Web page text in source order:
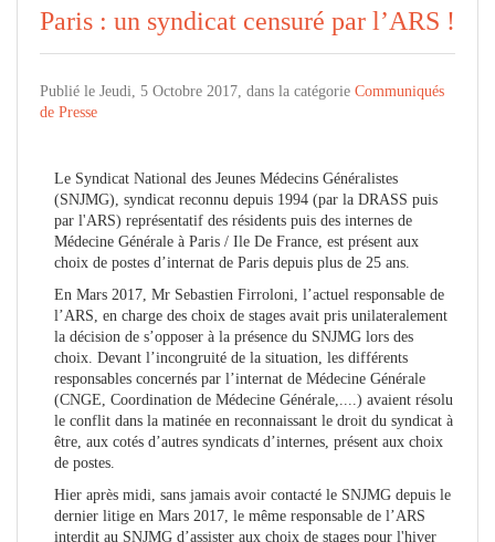
Paris : un syndicat censuré par l’ARS !
Publié le Jeudi, 5 Octobre 2017, dans la catégorie Communiqués
de Presse
Le Syndicat National des Jeunes Médecins Généralistes
(SNJMG), syndicat reconnu depuis 1994 (par la DRASS puis
par l'ARS) représentatif des résidents puis des internes de
Médecine Générale à Paris / Ile De France, est présent aux
choix de postes d’internat de Paris depuis plus de 25 ans.
En Mars 2017, Mr Sebastien Firroloni, l’actuel responsable de
l’ARS, en charge des choix de stages avait pris unilateralement
la décision de s’opposer à la présence du SNJMG lors des
choix. Devant l’incongruité de la situation, les différents
responsables concernés par l’internat de Médecine Générale
(CNGE, Coordination de Médecine Générale,....) avaient résolu
le conflit dans la matinée en reconnaissant le droit du syndicat à
être, aux cotés d’autres syndicats d’internes, présent aux choix
de postes.
Hier après midi, sans jamais avoir contacté le SNJMG depuis le
dernier litige en Mars 2017, le même responsable de l’ARS
interdit au SNJMG d’assister aux choix de stages pour l'hiver